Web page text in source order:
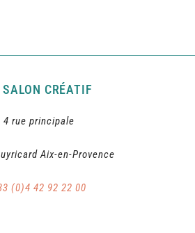
SALON CRÉATIF
4 rue principale
Aix-en-Provence
(0)4 42 92 22 00